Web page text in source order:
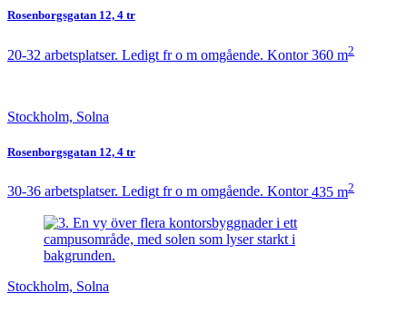
Rosenborgsgatan 12, 4 tr
20-32 arbetsplatser. Ledigt fr o m omgående. Kontor360 m2
Stockholm, Solna
Rosenborgsgatan 12, 4 tr
30-36 arbetsplatser. Ledigt fr o m omgående. Kontor435 m2
Stockholm, Solna